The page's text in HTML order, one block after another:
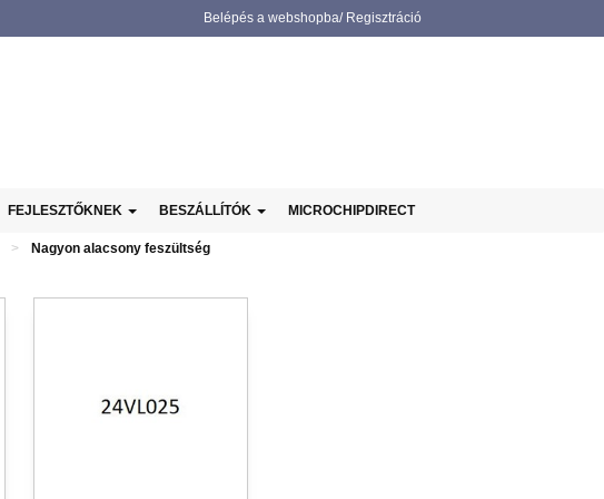
Belépés a webshopba/ Regisztráció
FEJLESZTŐKNEK BESZÁLLÍTÓK MICROCHIPDIRECT
Nagyon alacsony feszültség